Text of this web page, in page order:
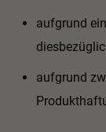
aufgrund
aufgrund